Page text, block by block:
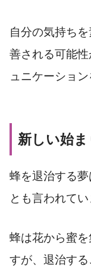
自分の気持ち
善される可能
ュニケーショ
新しい始
蜂を退治する
とも言われてい
蜂は花から蜜
すが、退治す